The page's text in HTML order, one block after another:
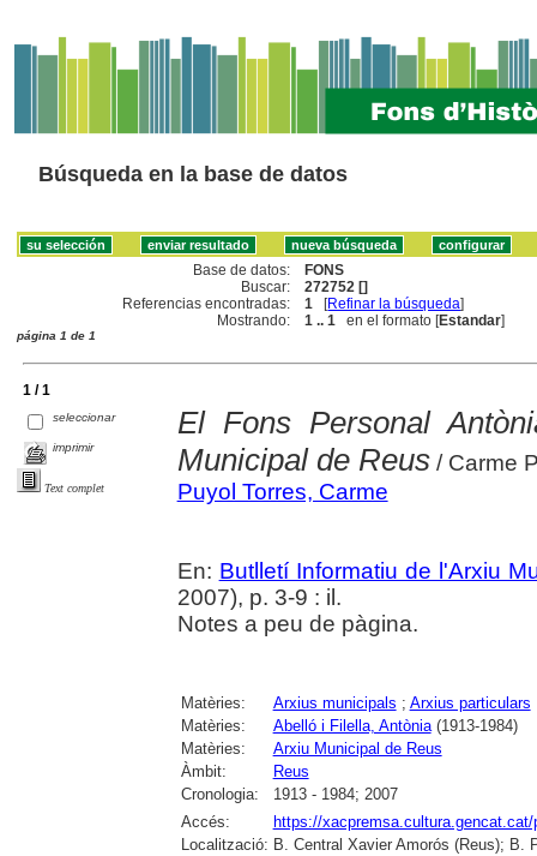
Búsqueda en la base de datos
Base de datos:
FONS
Buscar:
272752 []
Referencias encontradas:
1 [Refinar la búsqueda]
Mostrando:
1 .. 1 en el formato [Estandar]
página 1 de 1
1 / 1
seleccionar
imprimir
Text complet
El Fons Personal
Municipal de Reus/ Carme
Puyol Torres, Carme
En: Butlletí Informatiu de l'Arxiu
2007), p. 3-9 : il.
Notes a peu de pàgina.
Matèries: Arxius municipals ; Arxius particulars
Matèries:
Abelló i Filella, Antònia(1913-1984)
Matèries:
Arxiu Municipal de Reus
Àmbit:
Reus
Cronologia:
1913 - 1984; 2007
Accés:
https://
Localització: B. Central Xavier Amorós (Reus); B.